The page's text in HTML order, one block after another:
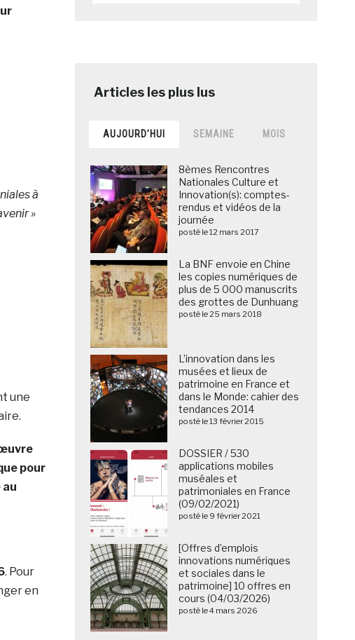
à
»
une
pour
au
. Pour
en
AUJOURD’HUI SEMAINE MOIS
8èmes Rencontres
Nationales Culture et
Innovation(s): comptes-
rendus et vidéos de la
journée
posté le 12 mars 2017
La BNF envoie en Chine
les copies numériques de
plus de 5 000 manuscrits
des grottes de Dunhuang
posté le 25 mars 2018
L’innovation dans les
musées et lieux de
patrimoine en France et
dans le Monde: cahier des
tendances 2014
posté le 13 février 2015
DOSSIER / 530
applications mobiles
muséales et
patrimoniales en France
(09/02/2021)
posté le 9 février 2021
[Offres d’emplois
innovations numériques
et sociales dans le
patrimoine] 10 offres en
cours (04/03/2026)
posté le 4 mars 2026